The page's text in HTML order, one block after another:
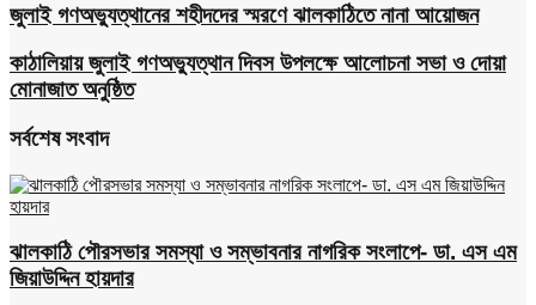
জুলাই গণঅভ্যুত্থানের শহীদদের স্মরণে ঝালকাঠিতে নানা আয়োজন
কাঠালিয়ায় জুলাই গণঅভ্যুত্থান দিবস উপলক্ষে আলোচনা সভা ও দোয়া
মোনাজাত অনুষ্ঠিত
সর্বশেষ সংবাদ
ঝালকাঠি পৌরসভার সমস্যা ও সম্ভাবনার নাগরিক সংলাপে- ডা. এস এম
জিয়াউদ্দিন হায়দার